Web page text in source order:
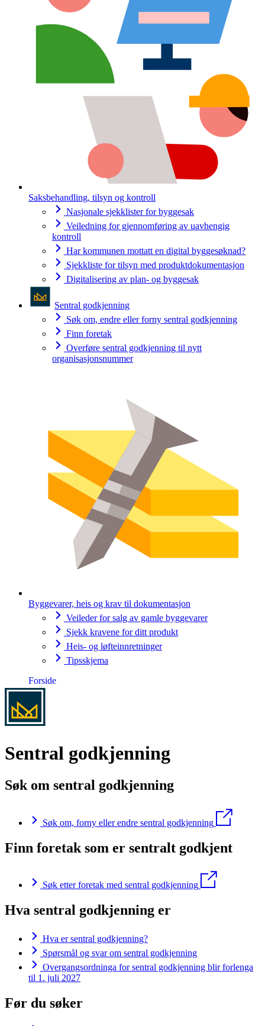
Saksbehandling, tilsyn og kontroll
Nasjonale sjekklister for byggesak
Veiledning for gjennomføring av uavhengig
kontroll
Har kommunen mottatt en digital byggesøknad?
Sjekkliste for tilsyn med produktdokumentasjon
Digitalisering av plan- og byggesak
Sentral godkjenning
Søk om, endre eller forny sentral godkjenning
Finn foretak
Overføre sentral godkjenning til nytt
organisasjonsnummer
Byggevarer, heis og krav til dokumentasjon
Veileder for salg av gamle byggevarer
Sjekk kravene for ditt produkt
Heis- og løfteinnretninger
Tipsskjema
Forside
Sentral godkjenning
Søk om sentral godkjenning
Søk om, forny eller endre sentral godkjenning
Finn foretak som er sentralt godkjent
Søk etter foretak med sentral godkjenning
Hva sentral godkjenning er
Hva er sentral godkjenning?
Spørsmål og svar om sentral godkjenning
Overgangsordninga for sentral godkjenning blir forlenga
til 1. juli 2027
Før du søker